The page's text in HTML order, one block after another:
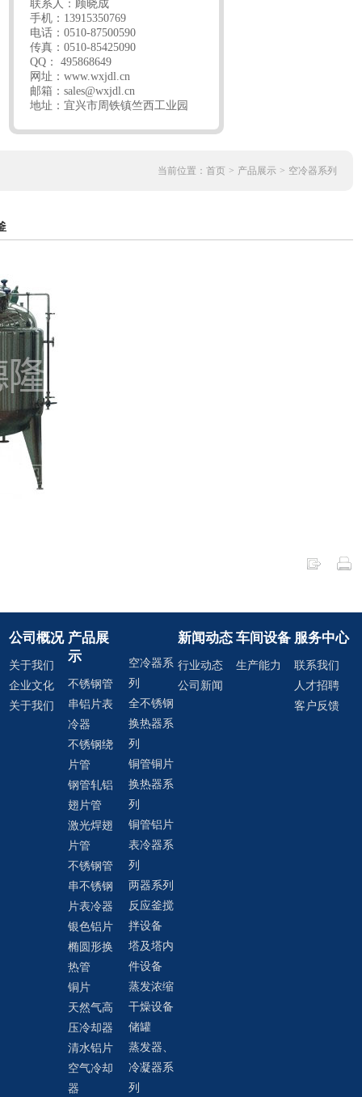
联系人：顾晓成
手机：13915350769
电话：0510-87500590
传真：0510-85425090
QQ： 495868649
网址：www.wxjdl.cn
邮箱：sales@wxjdl.cn
地址：宜兴市周铁镇竺西工业园
当前位置： 首页 > 产品展示 > 空冷器系列
公司概况
关于我们
企业文化
关于我们
产品展
示
不锈钢管
串铝片表
冷器
不锈钢绕
片管
钢管轧铝
翅片管
激光焊翅
片管
不锈钢管
串不锈钢
片表冷器
银色铝片
椭圆形换
热管
铜片
天然气高
压冷却器
清水铝片
空气冷却
器
空冷器系
列
全不锈钢
换热器系
列
铜管铜片
换热器系
列
铜管铝片
表冷器系
列
两器系列
反应釜搅
拌设备
塔及塔内
件设备
蒸发浓缩
干燥设备
储罐
蒸发器、
冷凝器系
列
新闻动态
行业动态
公司新闻
车间设备
生产能力
服务中心
联系我们
人才招聘
客户反馈